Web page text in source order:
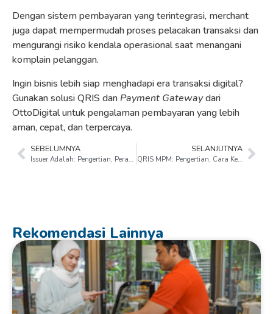
Dengan sistem pembayaran yang terintegrasi, merchant
juga dapat mempermudah proses pelacakan transaksi dan
mengurangi risiko kendala operasional saat menangani
komplain pelanggan.
Ingin bisnis lebih siap menghadapi era transaksi digital?
Gunakan solusi QRIS dan Payment Gatewaydari
OttoDigital untuk pengalaman pembayaran yang lebih
aman, cepat, dan terpercaya.
SEBELUMNYA
Issuer Adalah: Pengertian, Peran, dan Jenisnya dalam Dunia Bisnis
SELANJUTNYA
QRIS MPM: Pengertian, Cara Kerja, dan Manfaatnya untuk Bisnis
Rekomendasi Lainnya